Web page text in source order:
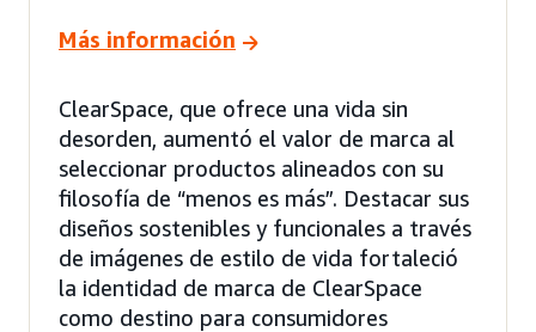
Más información
ClearSpace, que ofrece una vida sin
desorden, aumentó el valor de marca al
seleccionar productos alineados con su
filosofía de “menos es más”. Destacar sus
diseños sostenibles y funcionales a través
de imágenes de estilo de vida fortaleció
la identidad de marca de ClearSpace
como destino para consumidores